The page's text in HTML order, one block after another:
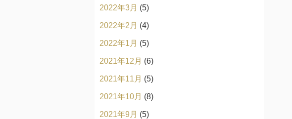
2022年3月 (5)
2022年2月 (4)
2022年1月 (5)
2021年12月 (6)
2021年11月 (5)
2021年10月 (8)
2021年9月 (5)